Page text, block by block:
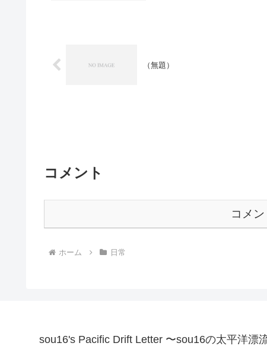
（無題）
コメント
コメ
ホーム 日常
sou16's Pacific Drift Letter 〜sou16の太平洋漂